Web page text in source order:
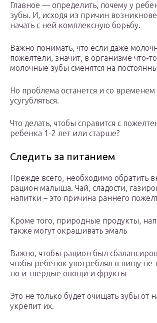
Главное — определить, почему у
зубы. И, исходя из причин
начать с ней комплексную борьбу.
Важно понимать, что если даже
пожелтели, значит, в организме что-
молочные зубы сменятся на
Но проблема останется и со временем
усугубляться.
Что делать, чтобы справится с
ребенка 1-2 лет или старше?
Следить за питанием
Прежде всего, необходимо обратить
рацион малыша. Чай, сладости,
напитки – это причина раннего
Кроме того, природные продукты,
также могут окрашивать эмаль
Важно, чтобы рацион был
чтобы ребенок употреблял в пищу не
но и твердые овощи и фрукты
Это не только будет очищать зубы от
укрепит их.